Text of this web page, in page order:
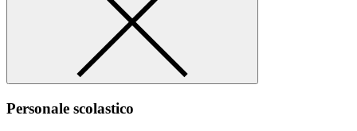
Personale scolastico